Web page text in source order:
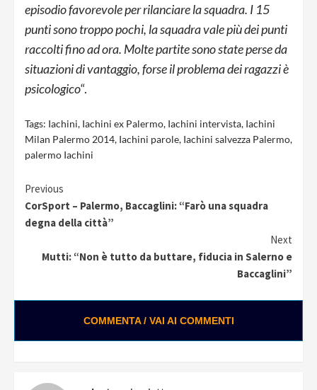
episodio favorevole per rilanciare la squadra. I 15
punti sono troppo pochi, la squadra vale più dei punti
raccolti fino ad ora. Molte partite sono state perse da
situazioni di vantaggio, forse il problema dei ragazzi è
psicologico“.
Tags: Iachini, Iachini ex Palermo, Iachini intervista, Iachini
Milan Palermo 2014, Iachini parole, Iachini salvezza Palermo,
palermo Iachini
Continue
Reading
Previous
CorSport – Palermo, Baccaglini: “Farò una squadra
degna della città”
Next
Mutti: “Non è tutto da buttare, fiducia in Salerno e
Baccaglini”
COMMENTA / VAI AI COMMENTI